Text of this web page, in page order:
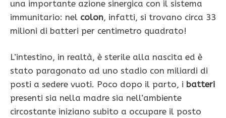
una importante azione sinergica con il sistema
im­munitario: nel colon, infatti, si tro­vano circa 33
milioni di batteri per centimetro quadrato!
L’intestino, in realtà, è sterile alla nascita ed è
stato paragonato ad uno stadio con miliardi di
posti a sedere vuoti. Poco dopo il parto, i batteri
presenti sia nella madre sia nel­l’ambiente
circostante iniziano subito a occupare il posto